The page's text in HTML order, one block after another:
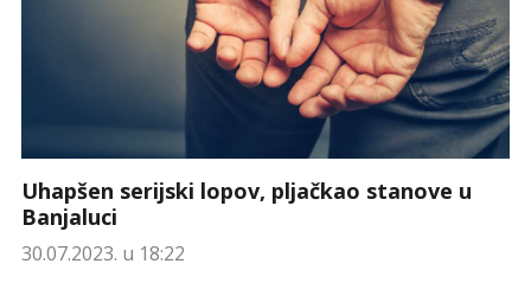
Uhapšen serijski lopov, pljačkao stanove u
Banjaluci
30.07.2023. u 18:22